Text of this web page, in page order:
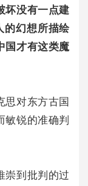
坏没有一点建
幻想所描绘
国才有这类魔
思对东方古国
敏锐的准确判
崇到批判的过